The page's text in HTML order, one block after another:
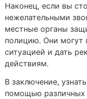
Наконец, если вы
нежелательными
местные органы
полицию. Они могут
ситуацией и дать
действиям.
В заключение,
помощью различных